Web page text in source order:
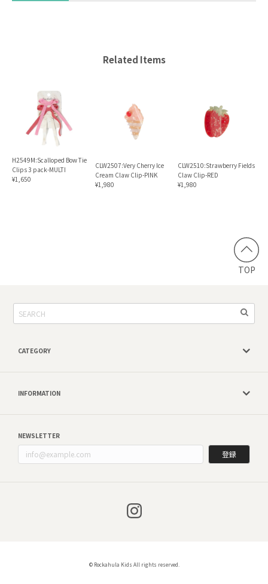
Related Items
H2549M:Scalloped Bow Tie
Clips 3 pack-MULTI
¥1,650
CLW2507:Very Cherry Ice
Cream Claw Clip-PINK
¥1,980
CLW2510:Strawberry Fields
Claw Clip-RED
¥1,980
TOP
CATEGORY
INFORMATION
NEWSLETTER
登録
© Rockahula Kids All rights reserved.